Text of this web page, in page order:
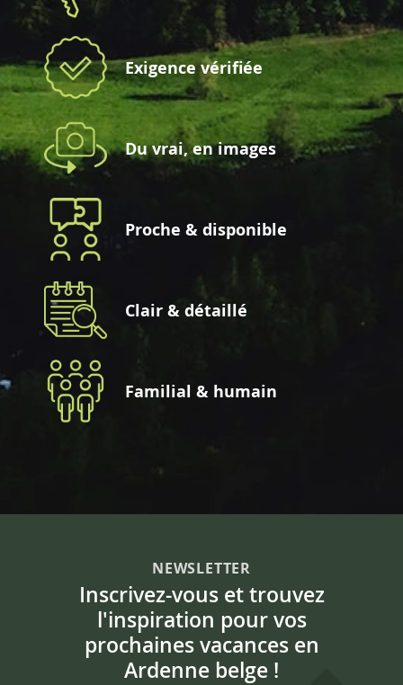
Exigence vérifiée
Du vrai, en images
Proche & disponible
Clair & détaillé
Familial & humain
NEWSLETTER
Inscrivez-vous et trouvez
l'inspiration pour vos
prochaines vacances en
Ardenne belge !